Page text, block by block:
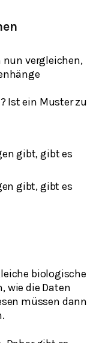
nun vergleichen,
Ist ein Muster zu
gibt, gibt es
gibt, gibt es
biologische
wie die Daten
müssen dann